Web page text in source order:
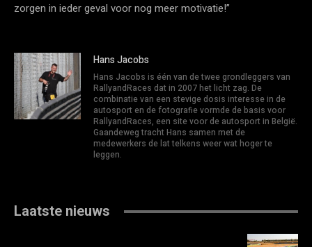
zorgen in ieder geval voor nog meer motivatie!”
Hans Jacobs
Hans Jacobs is één van de twee grondleggers van
RallyandRaces dat in 2007 het licht zag. De
combinatie van een stevige dosis interesse in de
autosport en de fotografie vormde de basis voor
RallyandRaces, een site voor de autosport in België.
Gaandeweg tracht Hans samen met de
medewerkers de lat telkens weer wat hoger te
leggen.
Laatste nieuws